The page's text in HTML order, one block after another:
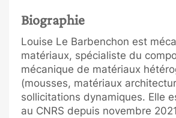
Biographie
Louise Le Barbenchon est
matériaux, spécialiste du
mécanique de matériaux
(mousses, matériaux
sollicitations dynamiques. Elle
au CNRS depuis novembre